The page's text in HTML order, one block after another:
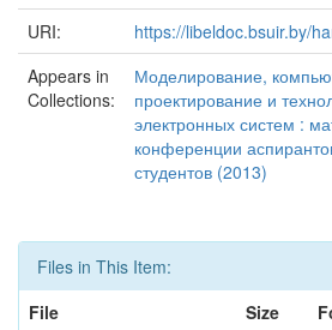
URI:
https://libeldoc.bsuir.by/
Appears in
Collections:
Моделирование,
проектирование и
электронных систем :
конференции
студентов (2013)
Files in This Item:
File
Size